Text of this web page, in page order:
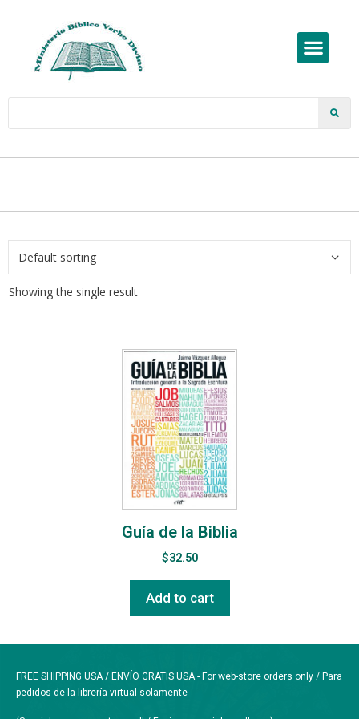
Showing the single result
Guía de la Biblia
$32.50
Add to cart
FREE SHIPPING USA / ENVÍO GRATIS USA - For web-store orders only / Para
pedidos de la librería virtual solamente